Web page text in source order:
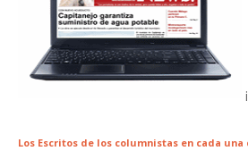
Los Escritos de los columnistas en cada